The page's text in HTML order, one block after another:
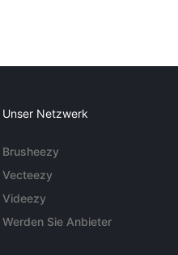
Unser Netzwerk
Brusheezy
Vecteezy
Videezy
Werden Sie Anbieter